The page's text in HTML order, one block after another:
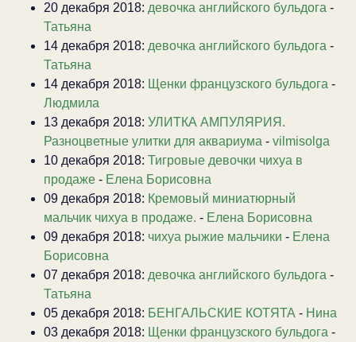
20 декабря 2018: девочка английского бульдога -
Татьяна
14 декабря 2018: девочка английского бульдога -
Татьяна
14 декабря 2018: Щенки французского бульдога -
Людмила
13 декабря 2018: УЛИТКА АМПУЛЯРИЯ.
Разноцветные улитки для аквариума - vilmisolga
10 декабря 2018: Тигровые девочки чихуа в
продаже - Елена Борисовна
09 декабря 2018: Кремовый миниатюрный
мальчик чихуа в продаже. - Елена Борисовна
09 декабря 2018: чихуа рыжие мальчики - Елена
Борисовна
07 декабря 2018: девочка английского бульдога -
Татьяна
05 декабря 2018: БЕНГАЛЬСКИЕ КОТЯТА - Нина
03 декабря 2018: Щенки французского бульдога -